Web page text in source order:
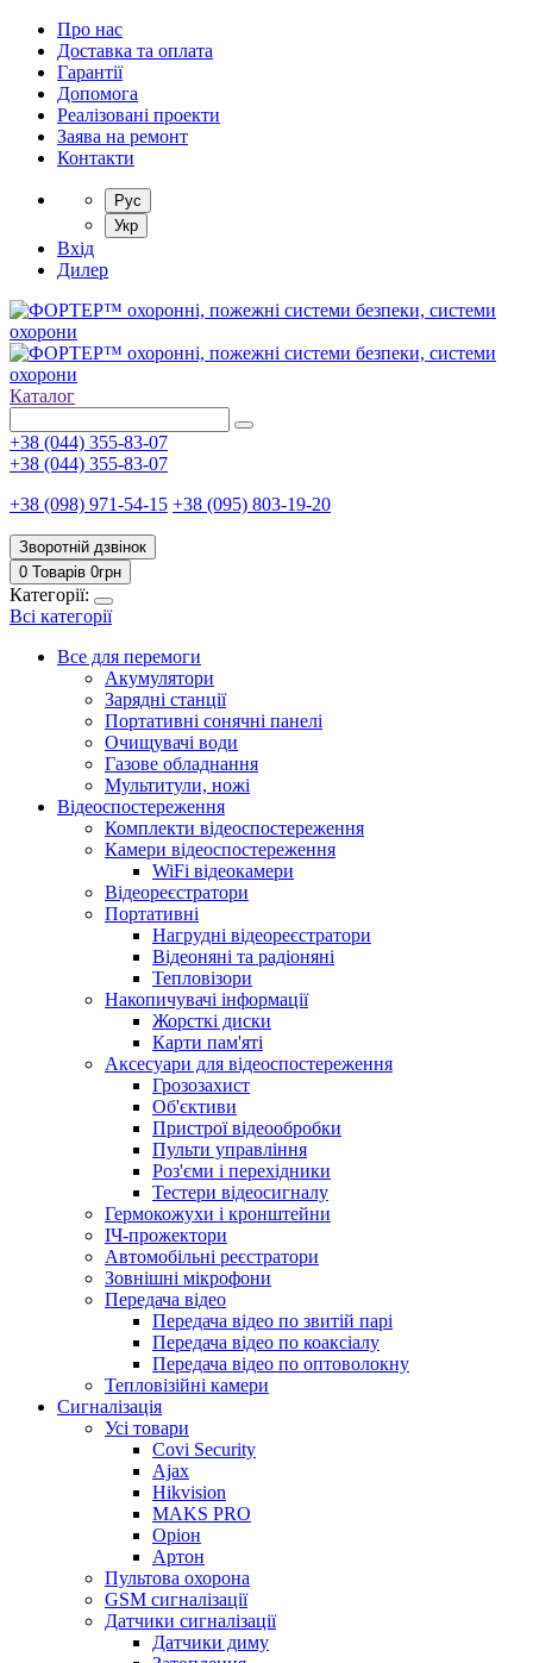
Про нас
Доставка та оплата
Гарантії
Допомога
Реалізовані проекти
Заява на ремонт
Контакти
Рус
Укр
Вхід
Дилер
Каталог
+38 (044) 355-83-07
+38 (044) 355-83-07
+38 (098) 971-54-15 +38 (095) 803-19-20
Зворотній дзвінок
0 Товарів 0грн
Категорії:
Всі категорії
Все для перемоги
Акумулятори
Зарядні станції
Портативні сонячні панелі
Очищувачі води
Газове обладнання
Мультитули, ножі
Відеоспостереження
Комплекти відеоспостереження
Камери відеоспостереження
WiFi відеокамери
Відеореєстратори
Портативні
Нагрудні відеореєстратори
Відеоняні та радіоняні
Тепловізори
Накопичувачі інформації
Жорсткі диски
Карти пам'яті
Аксесуари для відеоспостереження
Грозозахист
Об'єктиви
Пристрої відеообробки
Пульти управління
Роз'єми і перехідники
Тестери відеосигналу
Гермокожухи і кронштейни
ІЧ-прожектори
Автомобільні реєстратори
Зовнішні мікрофони
Передача відео
Передача відео по звитій парі
Передача відео по коаксіалу
Передача відео по оптоволокну
Тепловізійні камери
Cигналізація
Усі товари
Covi Security
Ajax
Hikvision
MAKS PRO
Оріон
Артон
Пультова охорона
GSM сигналізації
Датчики сигналізації
Датчики диму